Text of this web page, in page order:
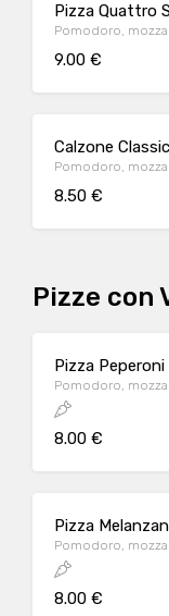
Pizza Quattro
Pomodoro,
9.00 €
Calzone
Pomodoro,
8.50 €
Pizze con
Pizza Peperoni
Pomodoro,
8.00 €
Pizza
Pomodoro,
8.00 €